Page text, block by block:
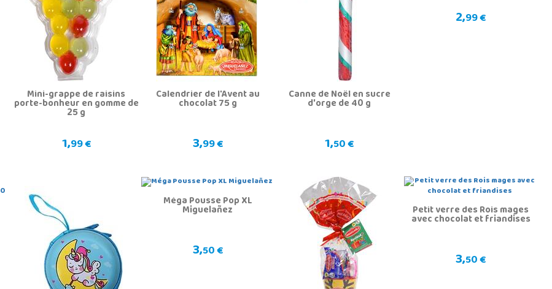
Mini-grappe de raisins
porte-bonheur en gomme de
25 g
1,99 €
Calendrier de l'Avent au
chocolat 75 g
3,99 €
Canne de Noël en sucre
d'orge de 40 g
1,50 €
2,99 €
Méga Pousse Pop XL
Miguelañez
3,50 €
Petit verre des Rois mages
avec chocolat et friandises
3,50 €